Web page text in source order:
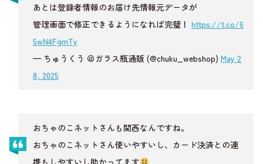
あとは登録者情報のお届け先情報元データが
管理画面で修正できるようになれば完璧！ https://t.co/6
5wN4FgmTy
— ちゅうくう ＠ガラス瓶通販 (@chuku_webshop) May 2
8, 2025
おちゃのこネットさんも関西なんですね。
おちゃのこネットさん使いやすいし、カード決済との連
携もしやすいし助かってます